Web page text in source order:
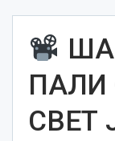
ПАЛИ
СВЕТ